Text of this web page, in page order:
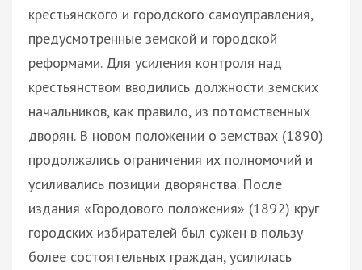
крестьянского и городского самоуправления,
предусмотренные земской и городской
реформами. Для усиления контроля над
крестьянством вводились должности земских
начальников, как правило, из потомственных
дворян. В новом положении о земствах (1890)
продолжались ограничения их полномочий и
усиливались позиции дворянства. После
издания «Городового положения» (1892) круг
городских избирателей был сужен в пользу
более состоятельных граждан, усилилась